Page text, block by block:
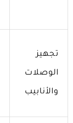
تجهيز
الوصلات
والأنابيب